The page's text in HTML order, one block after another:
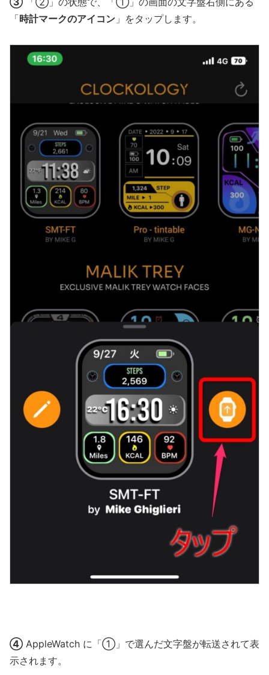
「時計マークのアイコン 」をタップします。
④ AppleWatch に「①」で選んだ文字盤が転送されて表
示されます。